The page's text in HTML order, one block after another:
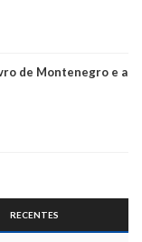
de Montenegro e a
RECENTES